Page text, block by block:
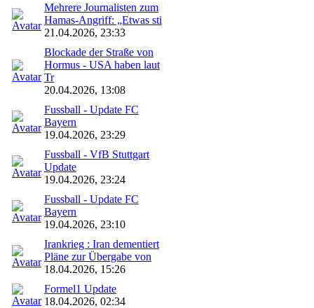
Mehrere Journalisten zum
Hamas-Angriff: „Etwas sti
21.04.2026, 23:33
Blockade der Straße von
Hormus - USA haben laut
Tr
20.04.2026, 13:08
Fussball - Update FC
Bayern
19.04.2026, 23:29
Fussball - VfB Stuttgart
Update
19.04.2026, 23:24
Fussball - Update FC
Bayern
19.04.2026, 23:10
Irankrieg : Iran dementiert
Pläne zur Übergabe von
18.04.2026, 15:26
Formel1 Update
18.04.2026, 02:34